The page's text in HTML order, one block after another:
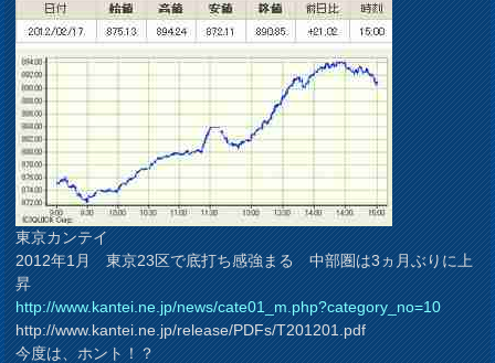
東京カンテイ
2012年1月 東京23区で底打ち感強まる 中部圏は3ヵ月ぶりに上
昇
http://www.kantei.ne.jp/news/cate01_m.php?category_no=10
http://www.kantei.ne.jp/release/PDFs/T201201.pdf
今度は、ホント！？